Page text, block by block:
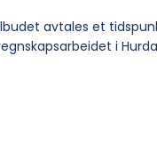
avtales et
i